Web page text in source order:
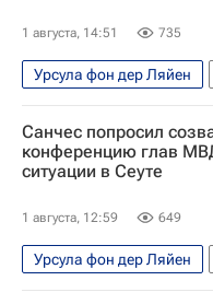
Наплыв мигрантов в
1 августа, 14:51 735
Урсула фон дер Ляйен
Евросоюз
Наплыв мигрантов в
Санчес попросил
конференцию глав
ситуации в Сеуте
1 августа, 12:59 649
Урсула фон дер Ляйен
Сеута
Марокко